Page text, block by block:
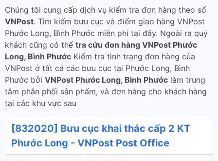
Chúng tôi cung cấp dịch vụ kiểm tra đơn hàng theo số
VNPost. Tìm kiếm bưu cục và điểm giao hàng VNPost
Phước Long, Bình Phước miễn phí tại đây. Ngoài ra quý
khách cũng có thể tra cứu đơn hàng VNPost Phước
Long, Bình Phước Kiểm tra tình trạng đơn hàng của
VNPost ở tất cả các bưu cục tại Phước Long, Bình
Phước bởi VNPost Phước Long, Bình Phước làm trung
tâm phân phối sản phẩm, và đơn hàng cho khách hàng
tại các khu vực sau
[832020] Bưu cục khai thác cấp 2 KT
Phước Long - VNPost Post Office